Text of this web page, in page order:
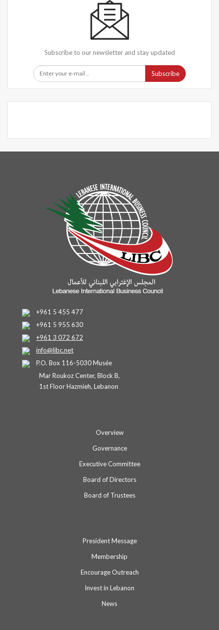
Subscribe to our newsletter and stay updated
Subscribe
+961 5 455 477
+961 5 955 630
+961 3 072 672
info@libc.net
P.O. Box 116-5030 Musée
Mar Roukoz Center, Block B,
1st Floor Hazmieh, Lebanon
Overview
Governance
Executive Committee
Board of Directors
Board of Trustees
President Message
Membership
Encourage Outreach
Invest in Lebanon
News